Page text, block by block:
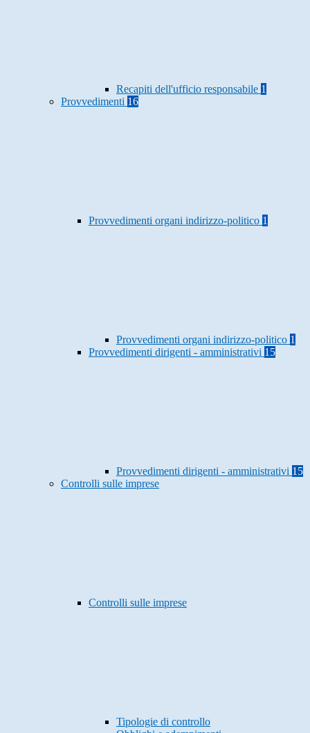
Recapiti dell'ufficio responsabile 1
Provvedimenti 16
Provvedimenti organi indirizzo-politico 1
Provvedimenti organi indirizzo-politico 1
Provvedimenti dirigenti - amministrativi 15
Provvedimenti dirigenti - amministrativi 15
Controlli sulle imprese
Controlli sulle imprese
Tipologie di controllo